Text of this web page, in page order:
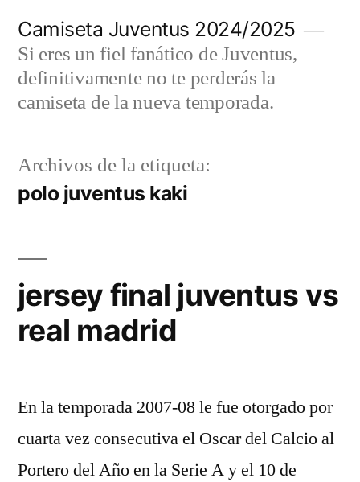
contenido
Camiseta Juventus 2024/2025
Si eres un fiel fanático de Juventus,
definitivamente no te perderás la
camiseta de la nueva temporada.
Archivos de la etiqueta:
polo juventus kaki
jersey final juventus vs
real madrid
En la temporada 2007-08 le fue otorgado por
cuarta vez consecutiva el Oscar del Calcio al
Portero del Año en la Serie A y el 10 de